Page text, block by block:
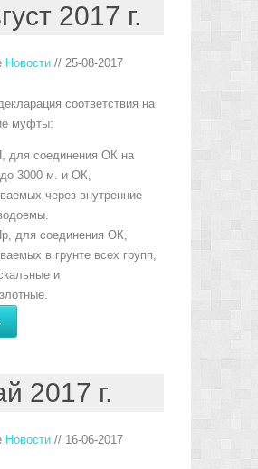
2017 г.
Новости // 25-08-2017
соответствия на
муфты:
для соединения ОК на
до 3000 м. и ОК,
через внутренние
для соединения ОК,
в грунте всех групп,
и
2017 г.
Новости // 16-06-2017